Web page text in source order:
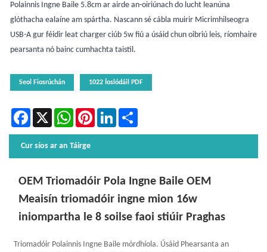
Polainnis Ingne Baile 5.8cm ar airde an-oiriúnach do lucht leanúna
glóthacha ealaíne am spártha. Nascann sé cábla muirir Micrimhilseogra
USB-A gur féidir leat charger ciúb 5w fiú a úsáid chun oibriú leis, ríomhaire
pearsanta nó bainc cumhachta taistil.
Seol Fiosrúchán 1022 Íoslódáil PDF
Facebook
X WhatsAppPinterestLinkedIn
Cur síos ar an Táirge
OEM Triomadóir Pola Ingne Baile OEM
Meaisín triomadóir ingne mion 16w
iniompartha le 8 soilse faoi stiúir Praghas
Triomadóir Polainnis Ingne Baile mórdhíola. Úsáid Phearsanta an